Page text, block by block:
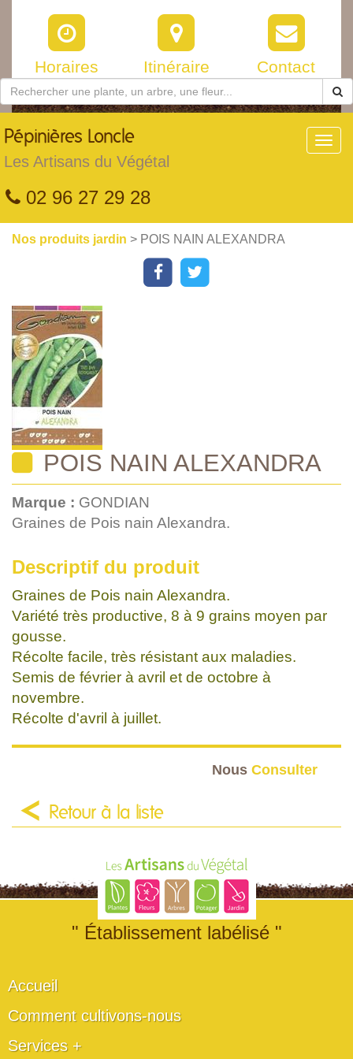
Horaires Itinéraire Contact
Pépinières Loncle
Les Artisans du Végétal
02 96 27 29 28
Nos produits jardin > POIS NAIN ALEXANDRA
POIS NAIN ALEXANDRA
Marque : GONDIAN
Graines de Pois nain Alexandra.
Descriptif du produit
Graines de Pois nain Alexandra.
Variété très productive, 8 à 9 grains moyen par
gousse.
Récolte facile, très résistant aux maladies.
Semis de février à avril et de octobre à
novembre.
Récolte d'avril à juillet.
Nous Consulter
Retour à la liste
" Établissement labélisé "
Accueil
Comment cultivons-nous
Services +